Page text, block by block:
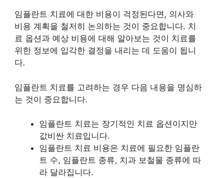
임플란트 치료에 대한 비용이 걱정된다면, 의사와
비용 계획을 철저히 논의하는 것이 중요합니다. 치
료 옵션과 예상 비용에 대해 알아보는 것이 치료를
위한 정보에 입각한 결정을 내리는 데 도움이 됩니
다.
임플란트 치료를 고려하는 경우 다음 내용을 명심하
는 것이 중요합니다.
임플란트 치료는 장기적인 치료 옵션이지만
값비싼 치료입니다.
임플란트 치료 비용은 치료에 필요한 임플란
트 수, 임플란트 종류, 치과 보철물 종류에 따
라 달라집니다.